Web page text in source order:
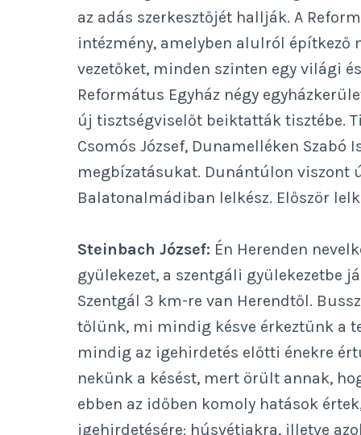
az adás szerkesztőjét hallják. A
intézmény, amelyben alulról építkező
vezetőket, minden szinten egy világi
Református Egyház négy
új tisztségviselőt beiktatták tisztébe.
Csomós József, Dunamelléken
megbízatásukat. Dunántúlon viszont
Balatonalmádiban lelkész. Először
Steinbach József: Én Herenden
gyülekezet, a szentgáli gyülekezetbe
Szentgál 3 km-re van Herendtől.
tőlünk, mi mindig késve érkeztünk a
mindig az igehirdetés előtti énekre
nekünk a késést, mert örült annak,
ebben az időben komoly hatások
igehirdetésére: húsvétiakra, illetve